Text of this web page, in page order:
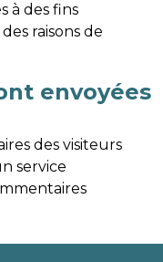
à des fins
raisons de
envoyées
des visiteurs
service